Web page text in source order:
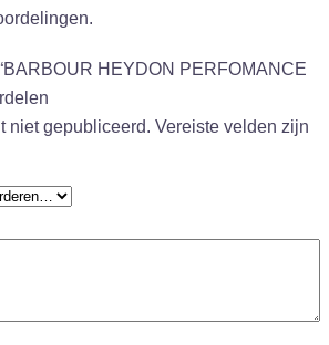
HEYDON PERFOMANCE
niet gepubliceerd. Vereiste velden zijn